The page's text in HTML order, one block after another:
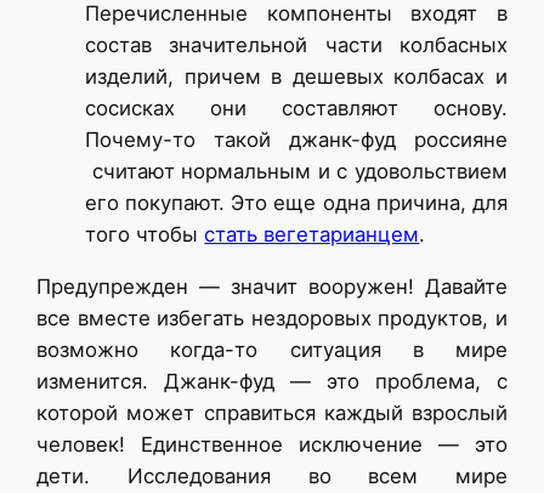
Перечисленные компоненты входят в
состав значительной части колбасных
изделий, причем в дешевых колбасах и
сосисках они составляют основу.
Почему-то такой джанк-фуд россияне
считают нормальным и с удовольствием
его покупают. Это еще одна причина, для
того чтобыстать вегетарианцем.
Предупрежден — значит вооружен! Давайте
все вместе избегать нездоровых продуктов, и
возможно когда-то ситуация в мире
изменится. Джанк-фуд — это проблема, с
которой может справиться каждый взрослый
человек! Единственное исключение — это
дети. Исследования во всем мире